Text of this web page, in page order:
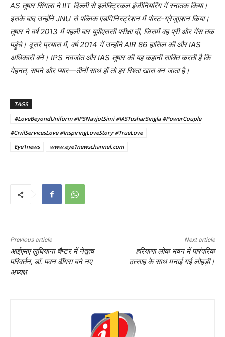
AS तुषार सिंगला ने IIT दिल्ली से इलेक्ट्रिकल इंजीनियरिंग में स्नातक किया।
इसके बाद उन्होंने JNU से पब्लिक एडमिनिस्ट्रेशन में पोस्ट-ग्रेजुएशन किया।
तुषार ने वर्ष 2013 में पहली बार यूपीएससी परीक्षा दी, जिसमें वह प्री और मेंस तक
पहुंचे। दूसरे प्रयास में, वर्ष 2014 में उन्होंने AIR 86 हासिल की और IAS
अधिकारी बने। IPS नवजोत और IAS तुषार की यह कहानी साबित करती है कि
मेहनत, सपने और प्यार—तीनों साथ हों तो हर रिश्ता खास बन जाता है।
TAGS
#LoveBeyondUniform #IPSNavjotSimi #IASTusharSingla #PowerCouple
#CivilServicesLove #InspiringLoveStory #TrueLove
Eye1news
www.eye1newschannel.com
Previous article
आईएमए लुधियाना चैप्टर में नेतृत्व
परिवर्तन, डॉ. पवन ढींगरा बने नए
अध्यक्ष
Next article
हरियाणा लोक भवन में पारंपरिक
उत्साह के साथ मनाई गई लोहड़ी।